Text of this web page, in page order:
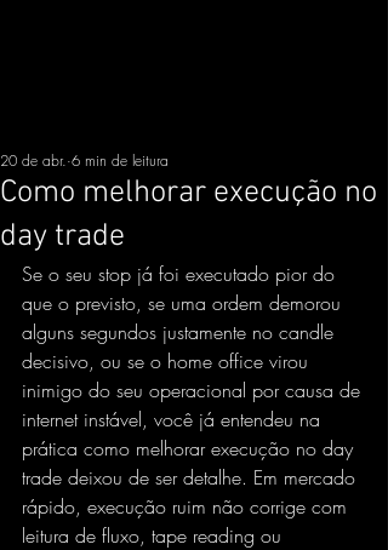
Como melhorar execução no
day trade
20 de abr. 6 min de leitura
Se o seu stop já foi executado pior do
que o previsto, se uma ordem demorou
alguns segundos justamente no candle
decisivo, ou se o home office virou
inimigo do seu operacional por causa de
internet instável, você já entendeu na
prática como melhorar execução no day
trade deixou de ser detalhe. Em mercado
rápido, execução ruim não corrige com
leitura de fluxo, tape reading ou